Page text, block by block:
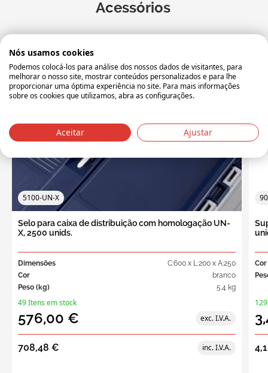
Acessórios
5100-UN-X
Selo para caixa de distribuição com homologação UN-
X, 2500 unids.
Dimensões
C:600 x L:200 x A:250
Cor
branco
Peso (kg)
5.4 kg
49 Itens em stock
576,00 €
708,48 €
Cor
Nós usamos cookies
Podemos colocá-los para análise dos nossos dados de visitantes, para
melhorar o nosso site, mostrar conteúdos personalizados e para lhe
proporcionar uma óptima experiência no site. Para mais informações
sobre os cookies que utilizamos, abra as configurações.
Aceitar Ajustar